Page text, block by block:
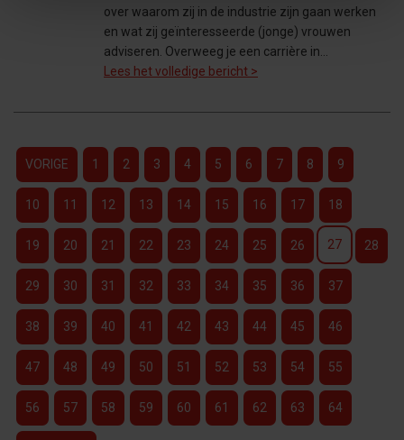
over waarom zij in de industrie zijn gaan werken
en wat zij geïnteresseerde (jonge) vrouwen
adviseren. Overweeg je een carrière in…
Lees het volledige bericht >
VORIGE 1 2 3 4 5 6 7 8 9
10 11 12 13 14 15 16 17 18
19 20 21 22 23 24 25 26 27 28
29 30 31 32 33 34 35 36 37
38 39 40 41 42 43 44 45 46
47 48 49 50 51 52 53 54 55
56 57 58 59 60 61 62 63 64